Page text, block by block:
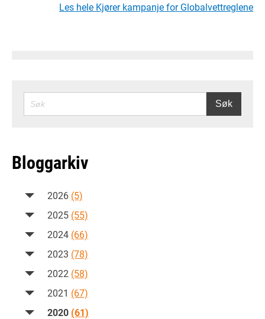
Les hele Kjører kampanje for Globalvettreglene
SØK Søk
Bloggarkiv
2026 (5)
2025 (55)
2024 (66)
2023 (78)
2022 (58)
2021 (67)
2020 (61)